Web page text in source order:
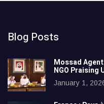
Blog Posts
Mossad
NGO Praising
January 1,